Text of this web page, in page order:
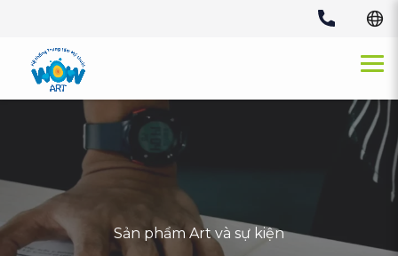
content
Sản phẩm Art và sự kiện